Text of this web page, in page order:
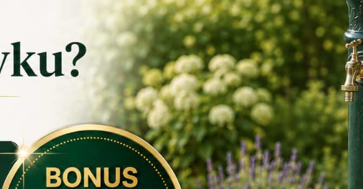
VÝPRODEJ - poslední kusy->Židle bílá Novaline k jídelnímu stolu
Židle bílá Novaline k
44x94x42cm -
Židle bílák jídelnímu stolu na
Sedák o rozměrech 40cm šířka,
46cm. Celá židle má na výšku
Jedná se o velmi kvalitní a